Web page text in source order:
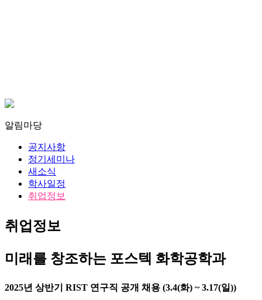
알림마당
공지사항
정기세미나
새소식
학사일정
취업정보
취업정보
미래를 창조하는 포스텍 화학공학과
2025년 상반기 RIST 연구직 공개 채용 (3.4(화) ~ 3.17(일))